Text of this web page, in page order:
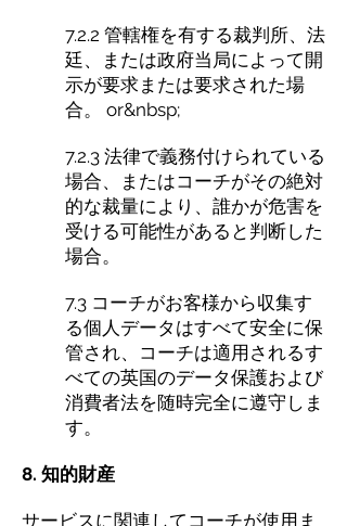
7.2.2 管轄権を有する裁判所、法
廷、または政府当局によって開
示が要求または要求された場
合。 or&nbsp;
7.2.3 法律で義務付けられている
場合、またはコーチがその絶対
的な裁量により、誰かが危害を
受ける可能性があると判断した
場合。
7.3 コーチがお客様から収集す
る個人データはすべて安全に保
管され、コーチは適用されるす
べての英国のデータ保護および
消費者法を随時完全に遵守しま
す。
8. 知的財産
サービスに関連してコーチが使用ま